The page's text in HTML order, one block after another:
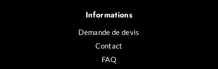
Informations
Demande de devis
Contact
FAQ